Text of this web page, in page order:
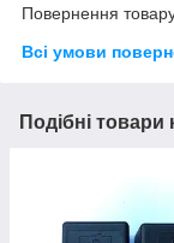
Повернення
Всі умови
Подібні товари